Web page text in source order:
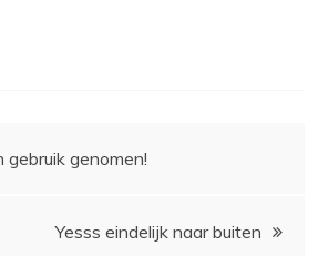
genomen!
Yesss eindelijk naar buiten